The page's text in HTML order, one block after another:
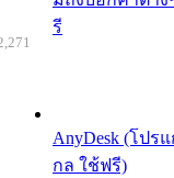
รี
AnyDesk (โปร
กล ใช้ฟรี)